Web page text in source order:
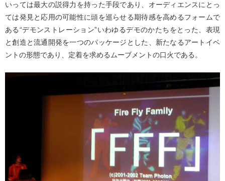
いっては最大の説得力を持った手段であり、オーディエンスにとっ
ては発見と応用の可能性に頭を巡らせる期待感を高めるフォームで
ある“デモンストレーション”いわゆるデモのかたちをとった、表現
と創造と流通開発を一つのパッケージとした、新たなるアートイベ
ントの形態であり、定着を求めるムーブメントの口火である。